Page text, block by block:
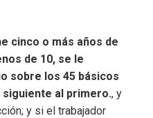
cinco o más años de
de 10, se le
sobre los 45 básicos
al primero., y
y si el trabajador